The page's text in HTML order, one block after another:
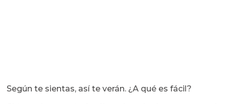
Según te sientas, así te verán. ¿A qué es fácil?